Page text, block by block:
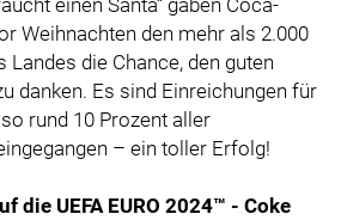
einen Santa“ gaben Coca-
Weihnachten den mehr als 2.000
Landes die Chance, den guten
danken. Es sind Einreichungen für
rund 10 Prozent aller
– ein toller Erfolg!
die UEFA EURO 2024™ - Coke